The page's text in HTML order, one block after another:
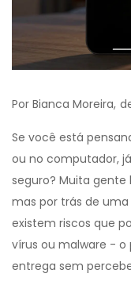
Por Bianca Moreira,
Se você está
ou no computador,
seguro? Muita gente
mas por trás de
existem riscos que
vírus ou malware - o
entrega sem